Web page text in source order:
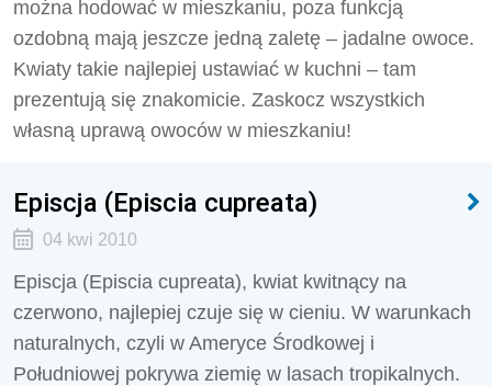
można hodować w mieszkaniu, poza funkcją
ozdobną mają jeszcze jedną zaletę – jadalne owoce.
Kwiaty takie najlepiej ustawiać w kuchni – tam
prezentują się znakomicie. Zaskocz wszystkich
własną uprawą owoców w mieszkaniu!
Episcja (Episcia cupreata)
04 kwi 2010
Episcja (Episcia cupreata), kwiat kwitnący na
czerwono, najlepiej czuje się w cieniu. W warunkach
naturalnych, czyli w Ameryce Środkowej i
Południowej pokrywa ziemię w lasach tropikalnych.